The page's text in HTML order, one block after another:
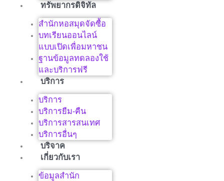
ทรัพยากรดิจิทัล
สำนักหอสมุดจัดซื้อ
บทเรียนออนไลน์
แบบเปิดเพื่อมหาชน
ฐานข้อมูลทดลองใช้
และบริการฟรี
บริการ
บริการ
บริการยืม-คืน
บริการสารสนเทศ
บริการอื่นๆ
บริจาค
เกี่ยวกับเรา
ข้อมูลสำนัก